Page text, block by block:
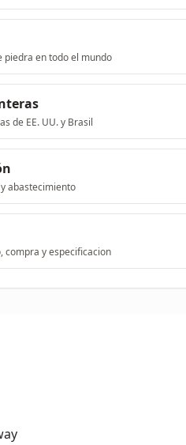
piedra en todo el mundo
de EE. UU. y Brasil
abastecimiento
compra y especificacion